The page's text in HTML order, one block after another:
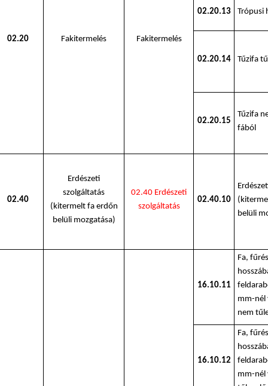
02.20 Fakitermelés Fakitermelés
02.20.13 Trópusi
02.20.14 Tűzifa
02.20.15
Tűzifa
fából
02.40
Erdészeti
szolgáltatás
(kitermelt fa erdőn
belüli mozgatása)
02.40 Erdészeti
szolgáltatás
02.40.10
belüli
16.10.11
Fa,
mm-nél
nem
16.10.12
Fa,
mm-nél